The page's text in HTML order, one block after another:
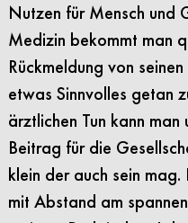
Nutzen für Mensch und
Medizin bekommt man
Rückmeldung von
etwas Sinnvolles getan
ärztlichen Tun kann
Beitrag für die
klein der auch sein
mit Abstand am